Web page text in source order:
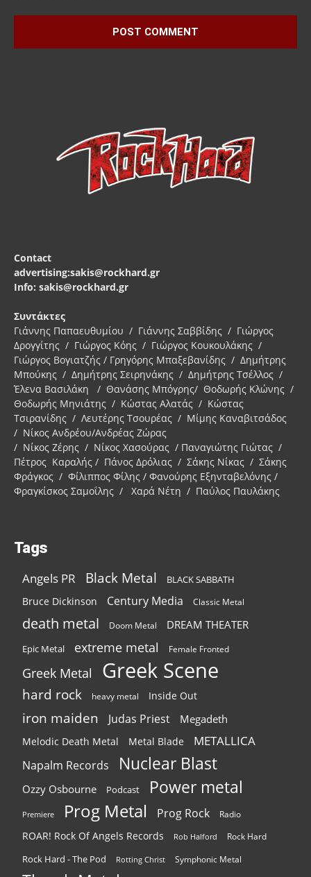
Contact
advertising:sakis@rockhard.gr
Info: sakis@rockhard.gr
Συντάκτες
Γιάννης Παπαευθυμίου / Γιάννης Σαββίδης / Γιώργος
Δρογγίτης / Γιώργος Κόης / Γιώργος Κουκουλάκης /
Γιώργος Βογιατζής / Γρηγόρης Μπαξεβανίδης / Δημήτρης
Μπούκης / Δημήτρης Σειρηνάκης / Δημήτρης Τσέλλος /
Έλενα Βασιλάκη / Θανάσης Μπόγρης/ Θοδωρής Κλώνης /
Θοδωρής Μηνιάτης / Κώστας Αλατάς / Κώστας
Τσιρανίδης / Λευτέρης Τσουρέας / Μίμης Καναβιτσάδος
/ Νίκος Ανδρέου/Ανδρέας Ζώρας
/ Νίκος Ζέρης / Νίκος Χασούρας / Παναγιώτης Γιώτας /
Πέτρος Καραλής / Πάνος Δρόλιας / Σάκης Νίκας / Σάκης
Φράγκος / Φίλιππος Φίλης / Φανούρης Εξηνταβελόνης /
Φραγκίσκος Σαμοΐλης / Χαρά Νέτη / Παύλος Παυλάκης
Tags
Angels PR Black Metal BLACK SABBATH
Bruce Dickinson Century Media Classic Metal
death metal Doom Metal DREAM THEATER
Epic Metal extreme metal Female Fronted
Greek Metal Greek Scene
hard rock heavy metal Inside Out
iron maiden Judas Priest Megadeth
Melodic Death Metal Metal Blade METALLICA
Napalm Records Nuclear Blast
Ozzy Osbourne Podcast Power metal
Premiere Prog Metal Prog Rock Radio
ROAR! Rock Of Angels Records Rob Halford Rock Hard
Rock Hard - The Pod Rotting Christ Symphonic Metal